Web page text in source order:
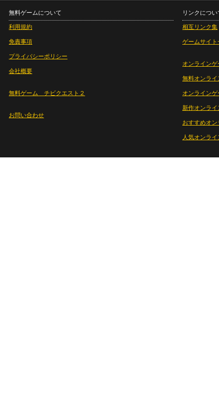
無料ゲームについて
利用規約
免責事項
プライバシーポリシー
会社概要
無料ゲーム チビクエスト２
お問い合わせ
リンクについ
相互リンク集
ゲームサイト
オンラインゲ
無料オンライ
オンライン
新作オンライ
おすすめオ
人気オンラ